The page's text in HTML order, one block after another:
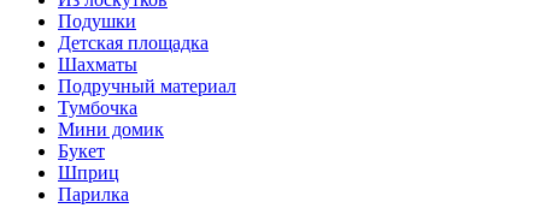
Подушки
Детская площадка
Шахматы
Подручный материал
Тумбочка
Мини домик
Букет
Шприц
Парилка